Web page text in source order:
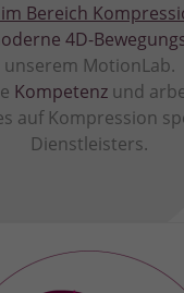
Bereich
4D-
unserem MotionLab.
Kompetenz und
auf Kompression
Dienstleisters.